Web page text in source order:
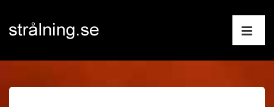
Hoppa
huvudinnehåll